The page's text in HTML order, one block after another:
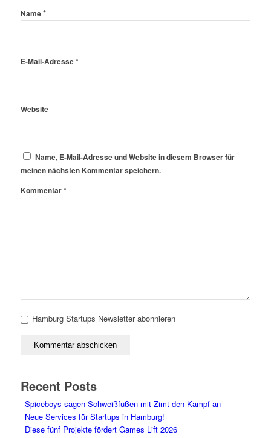
Name*
E-Mail-Adresse*
Website
Name, E-Mail-Adresse und Website in diesem Browser für
meinen nächsten Kommentar speichern.
Kommentar*
Hamburg Startups Newsletter abonnieren
Recent Posts
Spiceboys sagen Schweißfüßen mit Zimt den Kampf an
Neue Services für Startups in Hamburg!
Diese fünf Projekte fördert Games Lift 2026